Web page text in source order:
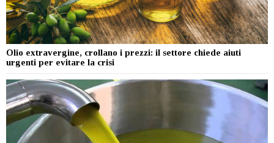
Olio extravergine, crollano i prezzi: il settore chiede aiuti
urgenti per evitare la crisi